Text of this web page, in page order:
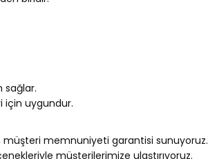
sağlar.
için uygundur.
memnuniyeti garantisi sunuyoruz.
müşterilerimize ulaştırıyoruz.